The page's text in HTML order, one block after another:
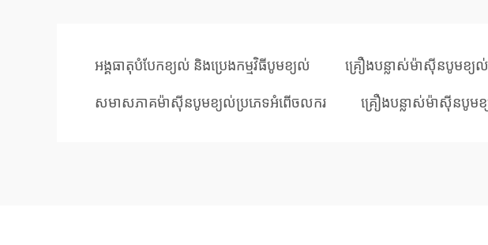
អង្គធាតុបំបែកខ្យល់ និងប្រេងកម្មវិធីបូមខ្យល់ គ្រឿងបន្លាស់ម៉ាស៊ីនបូមខ្យល់
សមាសភាគម៉ាស៊ីនបូមខ្យល់ប្រភេទអំពើចលករ
គ្រឿងបន្លាស់ម៉ាស៊ីនបូ